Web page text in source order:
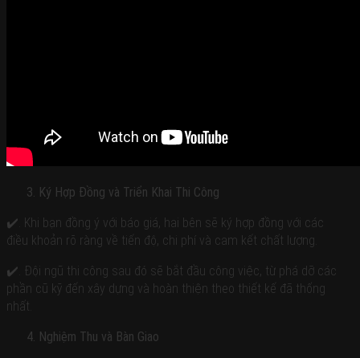
Ký Hợp Đồng và Triển Khai Thi Công
✔️. Khi bạn đồng ý với báo giá, hai bên sẽ ký hợp đồng với các
điều khoản rõ ràng về tiến độ, chi phí và cam kết chất lượng.
✔️. Đội ngũ thi công sau đó sẽ bắt đầu công việc, từ phá dỡ các
phần cũ kỹ đến xây dựng và hoàn thiện theo thiết kế đã thống
nhất.
Nghiệm Thu và Bàn Giao